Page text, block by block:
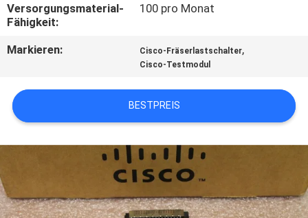
NEUIGKEITEN
RECHTSSACHEN
SITEMAP
DATENSCHUTZRICHTLINIE
Versorgungsmaterial-
Fähigkeit:
100 pro Monat
Markieren: Cisco-Fräserlastschalter,
Cisco-Testmodul
BESTPREIS